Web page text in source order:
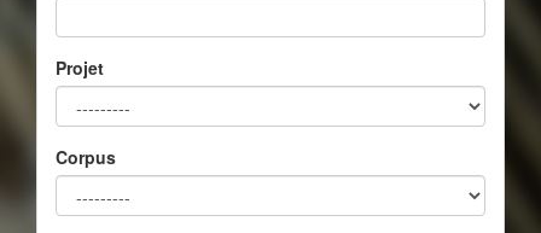
Projet
Corpus